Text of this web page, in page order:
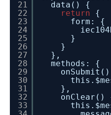
21
22
23
24
25
26
27
28
29
30
31
32
33
data() {
return
{
form: {
}
}
},
methods: {
},
onClear()